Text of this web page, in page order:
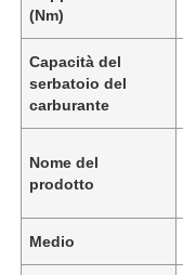
Casa
Prodotti
(Nm)
Capacità del
serbatoio del
carburante
Nome del
prodotto
Medio